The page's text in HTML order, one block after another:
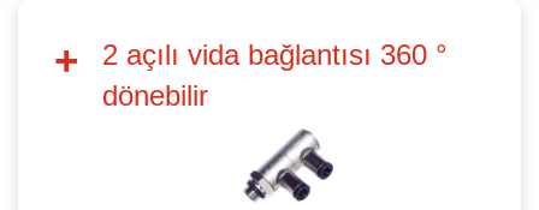
2 açılı vida bağlantısı 360 °
dönebilir